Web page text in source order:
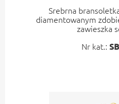
Srebrna
diamentowanym
zawieszka
Nr kat.: